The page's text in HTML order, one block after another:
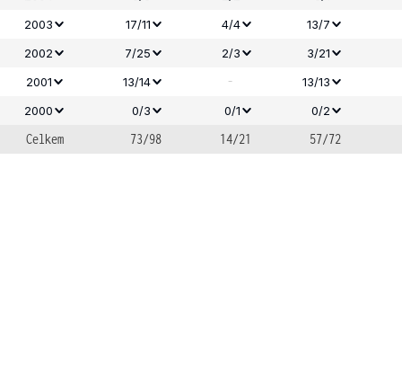
2003
17/11 4/4
13/7
2002
7/25 2/3
3/21
2001
13/14 -
13/13
2000
0/3 0/1 0/2
Celkem 73/98 14/21 57/72